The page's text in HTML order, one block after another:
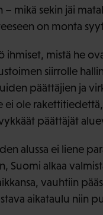
mikä sekin jäi
on monta
ihmiset, mistä he
siirrolle
päättäjien ja
ole
päättäjät
alussa ei liene
Suomi alkaa
vauhtiin
aikataulu niin